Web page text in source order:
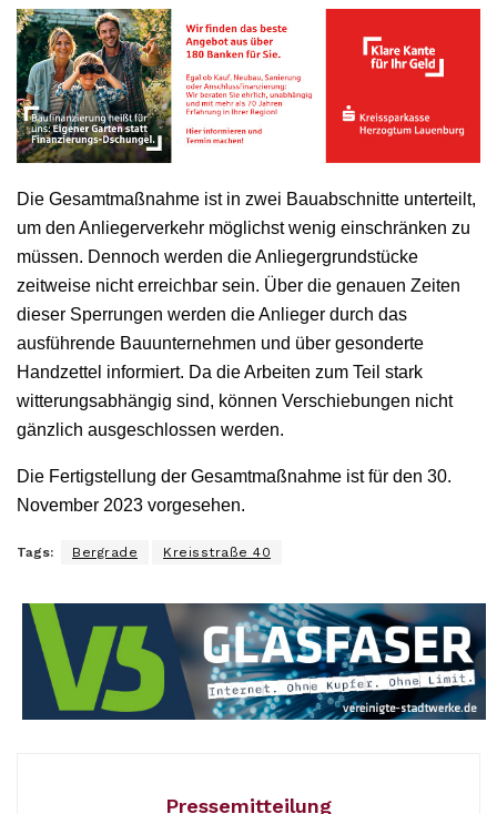
Die Gesamtmaßnahme ist in zwei Bauabschnitte unterteilt,
um den Anliegerverkehr möglichst wenig einschränken zu
müssen. Dennoch werden die Anliegergrundstücke
zeitweise nicht erreichbar sein. Über die genauen Zeiten
dieser Sperrungen werden die Anlieger durch das
ausführende Bauunternehmen und über gesonderte
Handzettel informiert. Da die Arbeiten zum Teil stark
witterungsabhängig sind, können Verschiebungen nicht
gänzlich ausgeschlossen werden.
Die Fertigstellung der Gesamtmaßnahme ist für den 30.
November 2023 vorgesehen.
Tags: Bergrade Kreisstraße 40
Pressemitteilung